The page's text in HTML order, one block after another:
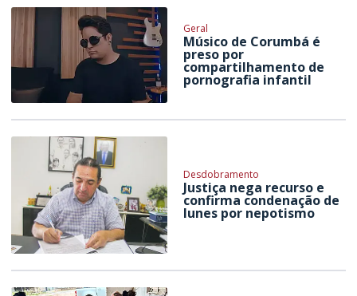
Geral
Músico de Corumbá é
preso por
compartilhamento de
pornografia infantil
Desdobramento
Justiça nega recurso e
confirma condenação de
Iunes por nepotismo